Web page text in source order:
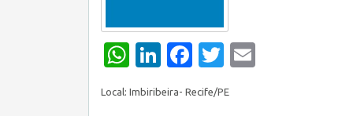
WhatsApp
LinkedIn
Facebook
Twitter
Local: Imbiribeira- Recife/PE